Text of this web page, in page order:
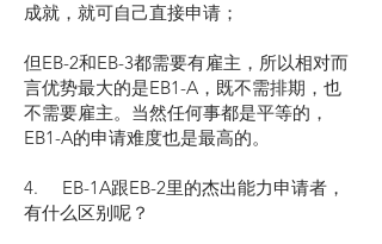
成就，就可自己直接申请；
但EB-2和EB-3都需要有雇主，所以相对而
言优势最大的是EB1-A，既不需排期，也
不需要雇主。当然任何事都是平等的，
EB1-A的申请难度也是最高的。
4. EB-1A跟EB-2里的杰出能力申请者，
有什么区别呢？